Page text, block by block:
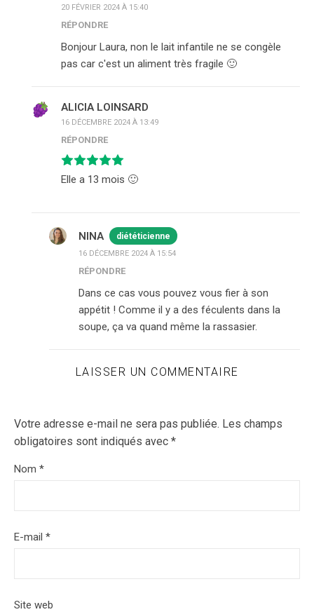
20 FÉVRIER 2024 À 15:40
RÉPONDRE
Bonjour Laura, non le lait infantile ne se congèle
pas car c'est un aliment très fragile 🙂
ALICIA LOINSARD
16 DÉCEMBRE 2024 À 13:49
RÉPONDRE
Elle a 13 mois 🙂
NINA diététicienne
16 DÉCEMBRE 2024 À 15:54
RÉPONDRE
Dans ce cas vous pouvez vous fier à son
appétit ! Comme il y a des féculents dans la
soupe, ça va quand même la rassasier.
LAISSER UN COMMENTAIRE
Votre adresse e-mail ne sera pas publiée. Les champs
obligatoires sont indiqués avec *
Nom *
E-mail *
Site web